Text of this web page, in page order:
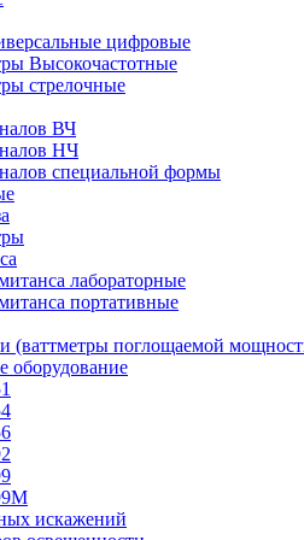
цифровые
Высокочастотные
стрелочные
ВЧ
НЧ
специальной формы
лабораторные
портативные
(ваттметры поглощаемой
оборудование
искажений